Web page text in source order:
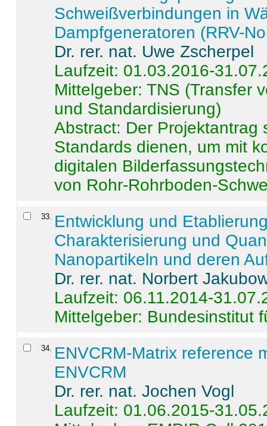
Schweißverbindungen in
Dampfgeneratoren (RRV-
Dr. rer. nat. Uwe Zscherpel
Laufzeit: 01.03.2016-
Mittelgeber: TNS (Transfer
und Standardisierung)
Abstract: Der Projektantrag
Standards dienen, um mit
digitalen
von Rohr-Rohrboden-
33. Entwicklung und
Charakterisierung und
Nanopartikeln und deren
Dr. rer. nat. Norbert
Laufzeit: 06.11.2014-
Mittelgeber: Bundesinstitut
34. ENVCRM-Matrix reference
ENVCRM
Dr. rer. nat. Jochen Vogl
Laufzeit: 01.06.2015-